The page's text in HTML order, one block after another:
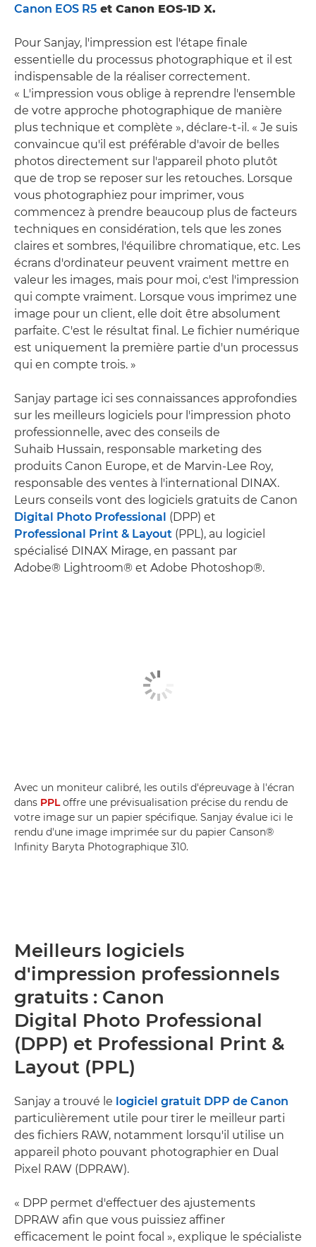
Canon EOS R5 et Canon EOS-1D X.
Pour Sanjay, l'impression est l'étape finale
essentielle du processus photographique et il est
indispensable de la réaliser correctement.
« L'impression vous oblige à reprendre l'ensemble
de votre approche photographique de manière
plus technique et complète », déclare-t-il. « Je suis
convaincue qu'il est préférable d'avoir de belles
photos directement sur l'appareil photo plutôt
que de trop se reposer sur les retouches. Lorsque
vous photographiez pour imprimer, vous
commencez à prendre beaucoup plus de facteurs
techniques en considération, tels que les zones
claires et sombres, l'équilibre chromatique, etc. Les
écrans d'ordinateur peuvent vraiment mettre en
valeur les images, mais pour moi, c'est l'impression
qui compte vraiment. Lorsque vous imprimez une
image pour un client, elle doit être absolument
parfaite. C'est le résultat final. Le fichier numérique
est uniquement la première partie d'un processus
qui en compte trois. »
Sanjay partage ici ses connaissances approfondies
sur les meilleurs logiciels pour l'impression photo
professionnelle, avec des conseils de
Suhaib Hussain, responsable marketing des
produits Canon Europe, et de Marvin-Lee Roy,
responsable des ventes à l'international DINAX.
Leurs conseils vont des logiciels gratuits de Canon
Digital Photo Professional (DPP) et
Professional Print & Layout (PPL), au logiciel
spécialisé DINAX Mirage, en passant par
Adobe® Lightroom® et Adobe Photoshop®.
Avec un moniteur calibré, les outils d'épreuvage à l'écran
dans PPLoffre une prévisualisation précise du rendu de
votre image sur un papier spécifique. Sanjay évalue ici le
rendu d'une image imprimée sur du papier Canson®
Infinity Baryta Photographique 310.
Meilleurs logiciels
d'impression professionnels
gratuits : Canon
Digital Photo Professional
(DPP) et Professional Print &
Layout (PPL)
Sanjay a trouvé le logiciel gratuit DPP de Canon
particulièrement utile pour tirer le meilleur parti
des fichiers RAW, notamment lorsqu'il utilise un
appareil photo pouvant photographier en Dual
Pixel RAW (DPRAW).
« DPP permet d'effectuer des ajustements
DPRAW afin que vous puissiez affiner
efficacement le point focal », explique le spécialiste